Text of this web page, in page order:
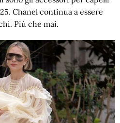
Chanel continua a essere
Più che mai.